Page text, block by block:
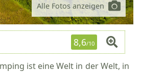
Alle Fotos anzeigen
8,6/10
ist eine Welt in der Welt, in